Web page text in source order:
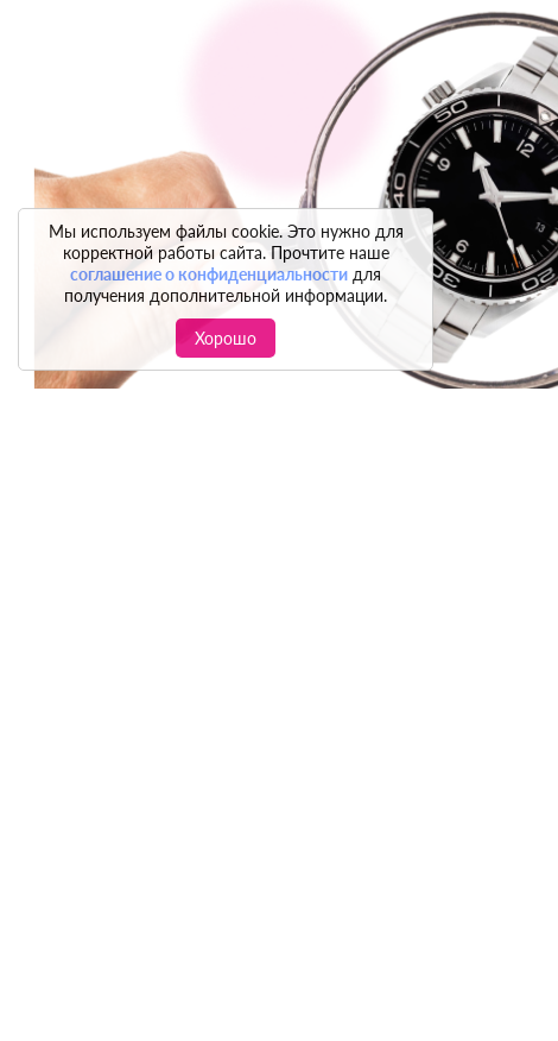
Мы используем файлы cookie. Это нужно для
корректной работы сайта. Прочтите наше
соглашение о конфиденциальности для
получения дополнительной информации.
Хорошо